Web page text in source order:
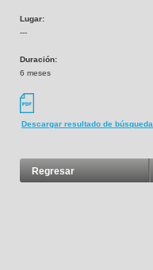
Lugar:
---
Duración:
6 meses
Descargar resultado de búsqueda
Regresar